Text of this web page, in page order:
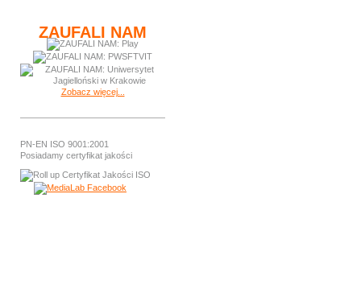
ZAUFALI NAM
Zobacz więcej...
PN-EN ISO 9001:2001
Posiadamy certyfikat jakości